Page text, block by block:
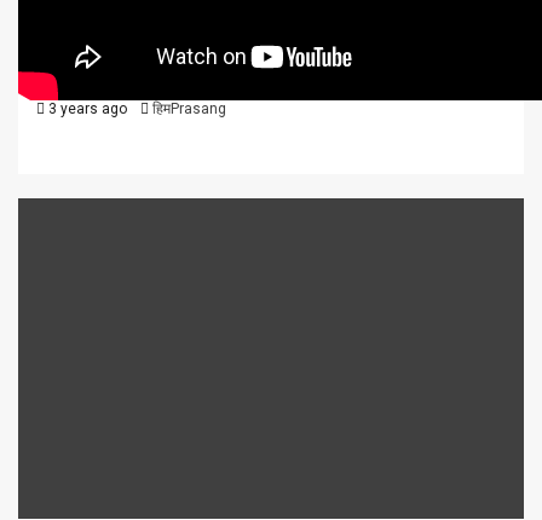
हिमाचल समाचार, 22 मार्च, 2023
3 years ago हिमPrasang